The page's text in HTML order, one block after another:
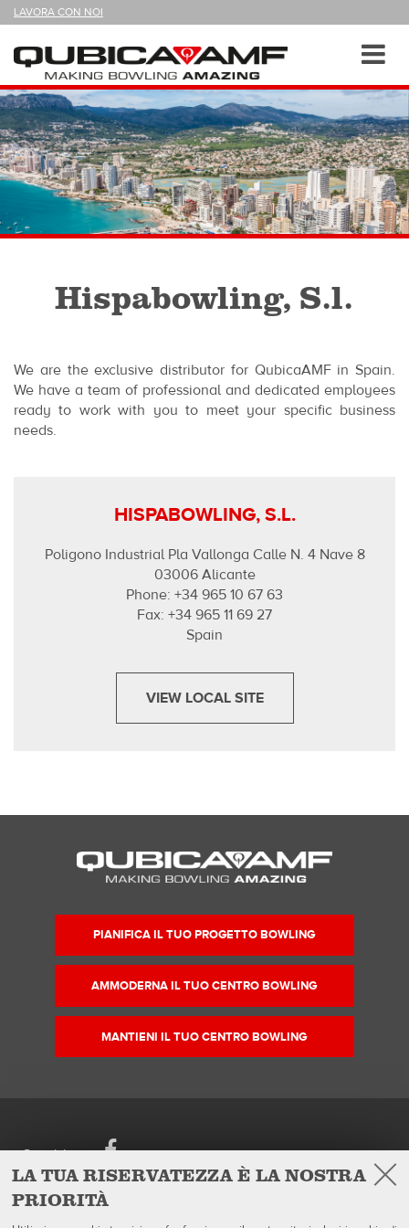
LA TUA RISERVATEZZA È LA NOSTRA
PRIORITÀ
LAVORA CON NOI
SU
Sezioni
Hispabowling, S.l.
We are the exclusive distributor for QubicaAMF in Spain.
We have a team of professional and dedicated employees
ready to work with you to meet your specific business
needs.
HISPABOWLING, S.L.
Poligono Industrial Pla Vallonga Calle N. 4 Nave 8
03006 Alicante
Phone: +34 965 10 67 63
Fax: +34 965 11 69 27
Spain
VIEW LOCAL SITE
PIANIFICA IL TUO PROGETTO BOWLING
AMMODERNA IL TUO CENTRO BOWLING
MANTIENI IL TUO CENTRO BOWLING
European Headquarters
Seguici su
Facebook